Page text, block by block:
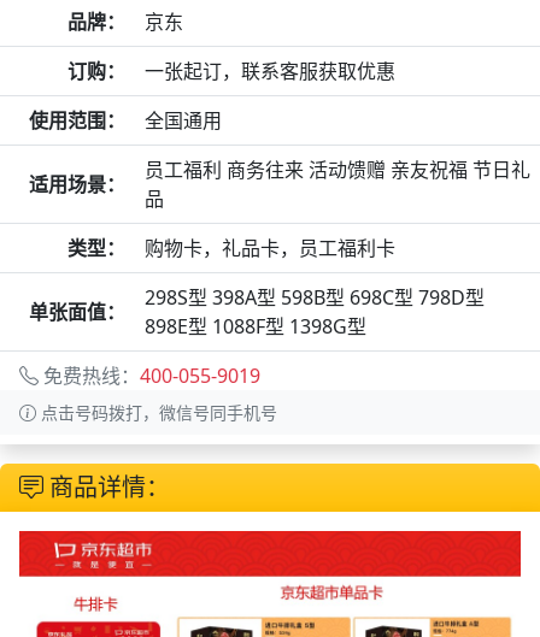
品牌：
京东
订购：
一张起订，联系客服获取优惠
使用范围：
全国通用
适用场景：
员工福利 商务往来 活动馈赠 亲友祝福 节日礼
品
类型：
购物卡，礼品卡，员工福利卡
单张面值：
298S型 398A型 598B型 698C型 798D型
898E型 1088F型 1398G型
免费热线： 400-055-9019
点击号码拨打，微信号同手机号
商品详情：